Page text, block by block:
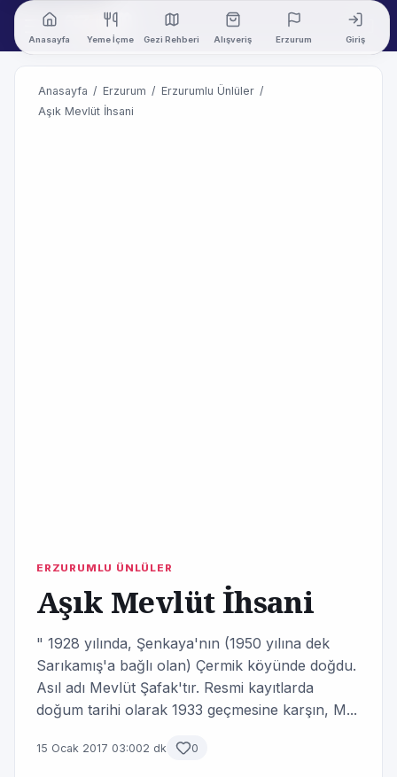
Anasayfa Yeme İçme Gezi Rehberi Alışveriş Erzurum Giriş
Anasayfa / Erzurum / Erzurumlu Ünlüler /
Aşık Mevlüt İhsani
ERZURUMLU ÜNLÜLER
Aşık Mevlüt İhsani
" 1928 yılında, Şenkaya'nın (1950 yılına dek
Sarıkamış'a bağlı olan) Çermik köyünde doğdu.
Asıl adı Mevlüt Şafak'tır. Resmi kayıtlarda
doğum tarihi olarak 1933 geçmesine karşın, M...
15 Ocak 2017 03:002 dk 0